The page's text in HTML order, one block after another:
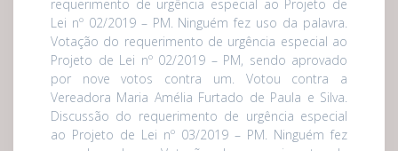
requerimento de urgência especial ao Projeto de
Lei nº 02/2019 – PM. Ninguém fez uso da palavra.
Votação do requerimento de urgência especial ao
Projeto de Lei nº 02/2019 – PM, sendo aprovado
por nove votos contra um. Votou contra a
Vereadora Maria Amélia Furtado de Paula e Silva.
Discussão do requerimento de urgência especial
ao Projeto de Lei nº 03/2019 – PM. Ninguém fez